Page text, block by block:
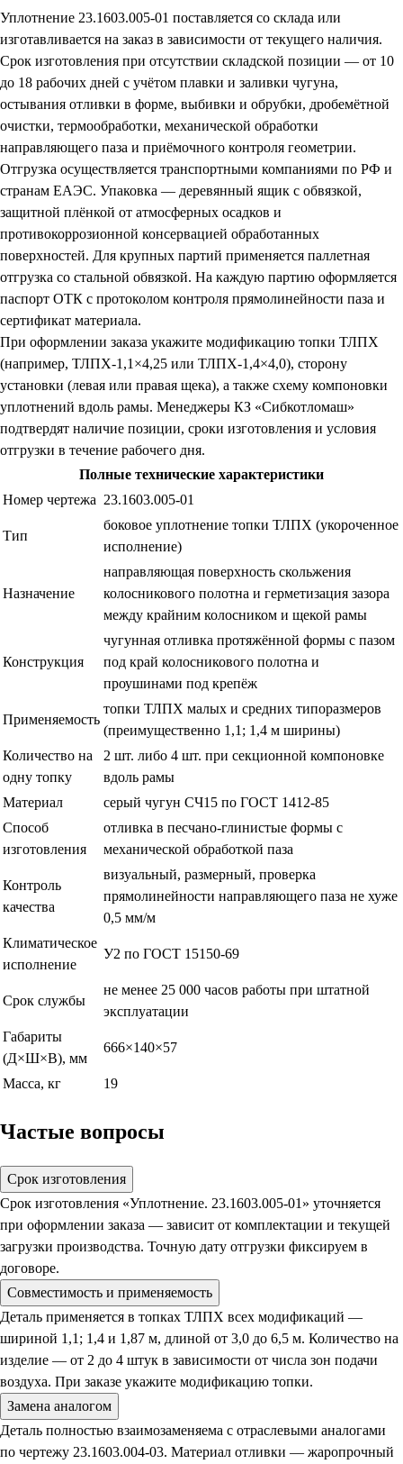
Уплотнение 23.1603.005-01 поставляется со склада или
изготавливается на заказ в зависимости от текущего наличия.
Срок изготовления при отсутствии складской позиции — от 10
до 18 рабочих дней с учётом плавки и заливки чугуна,
остывания отливки в форме, выбивки и обрубки, дробемётной
очистки, термообработки, механической обработки
направляющего паза и приёмочного контроля геометрии.
Отгрузка осуществляется транспортными компаниями по РФ и
странам ЕАЭС. Упаковка — деревянный ящик с обвязкой,
защитной плёнкой от атмосферных осадков и
противокоррозионной консервацией обработанных
поверхностей. Для крупных партий применяется паллетная
отгрузка со стальной обвязкой. На каждую партию оформляется
паспорт ОТК с протоколом контроля прямолинейности паза и
сертификат материала.
При оформлении заказа укажите модификацию топки ТЛПХ
(например, ТЛПХ-1,1×4,25 или ТЛПХ-1,4×4,0), сторону
установки (левая или правая щека), а также схему компоновки
уплотнений вдоль рамы. Менеджеры КЗ «Сибкотломаш»
подтвердят наличие позиции, сроки изготовления и условия
отгрузки в течение рабочего дня.
Полные технические характеристики
Номер чертежа 23.1603.005-01
Тип
боковое уплотнение топки ТЛПХ (укороченное
исполнение)
Назначение
направляющая поверхность скольжения
колосникового полотна и герметизация зазора
между крайним колосником и щекой рамы
Конструкция
чугунная отливка протяжённой формы с пазом
под край колосникового полотна и
проушинами под крепёж
Применяемость
топки ТЛПХ малых и средних типоразмеров
(преимущественно 1,1; 1,4 м ширины)
Количество на
одну топку
2 шт. либо 4 шт. при секционной компоновке
вдоль рамы
Материал
серый чугун СЧ15 по ГОСТ 1412-85
Способ
изготовления
отливка в песчано-глинистые формы с
механической обработкой паза
Контроль
качества
визуальный, размерный, проверка
прямолинейности направляющего паза не хуже
0,5 мм/м
Климатическое
исполнение
У2 по ГОСТ 15150-69
Срок службы
не менее 25 000 часов работы при штатной
эксплуатации
Габариты
(Д×Ш×В), мм
666×140×57
Масса, кг 19
Частые вопросы
Срок изготовления
Срок изготовления «Уплотнение. 23.1603.005-01» уточняется
при оформлении заказа — зависит от комплектации и текущей
загрузки производства. Точную дату отгрузки фиксируем в
договоре.
Совместимость и применяемость
Деталь применяется в топках ТЛПХ всех модификаций —
шириной 1,1; 1,4 и 1,87 м, длиной от 3,0 до 6,5 м. Количество на
изделие — от 2 до 4 штук в зависимости от числа зон подачи
воздуха. При заказе укажите модификацию топки.
Замена аналогом
Деталь полностью взаимозаменяема с отраслевыми аналогами
по чертежу 23.1603.004-03. Материал отливки — жаропрочный